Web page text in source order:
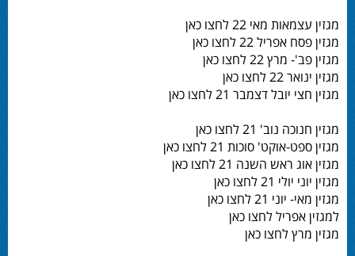
מגזין עצמאות מאי 22 לחצו כאן
מגזין פסח אפריל 22 לחצו כאן
מגזין פב'- מרץ 22 לחצו כאן
מגזין ינואר 22 לחצו כאן
מגזין חצי יובל דצמבר 21 לחצו כאן
מגזין חנוכה נוב' 21 לחצו כאן
מגזין ספט-אוקט' סוכות 21 לחצו כאן
מגזין אוג ראש השנה 21 לחצו כאן
מגזין יוני יולי 21 לחצו כאן
מגזין מאי- יוני 21 לחצו כאן
למגזין אפריל לחצו כאן
מגזין מרץ לחצו כאן